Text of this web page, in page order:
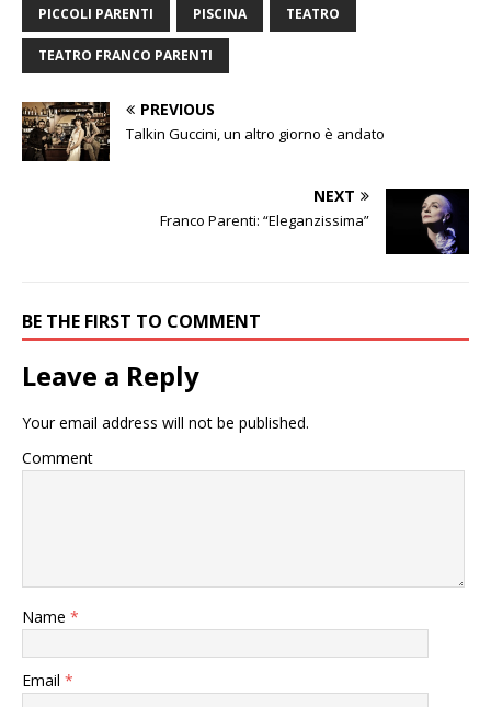
PICCOLI PARENTI PISCINA TEATRO
TEATRO FRANCO PARENTI
PREVIOUS
Talkin Guccini, un altro giorno è andato
NEXT
Franco Parenti: “Eleganzissima”
BE THE FIRST TO COMMENT
Leave a Reply
Your email address will not be published.
Comment
Name *
Email *